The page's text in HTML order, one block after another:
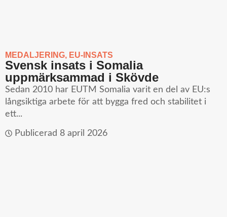
MEDALJERING, EU-INSATS
Svensk insats i Somalia
uppmärksammad i Skövde
Sedan 2010 har EUTM Somalia varit en del av EU:s
långsiktiga arbete för att bygga fred och stabilitet i
ett...
Publicerad 8 april 2026